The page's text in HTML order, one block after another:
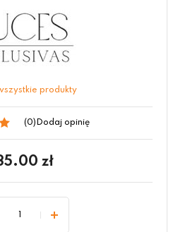
produkty
(0) Dodaj opinię
zł